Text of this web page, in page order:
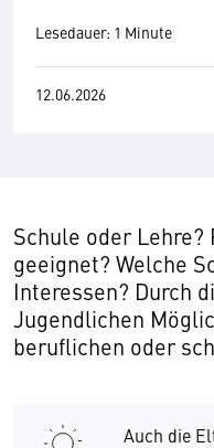
Lesedauer: 1 Minute
12.06.2026
Schule oder
geeignet? Welche
Interessen? Durch
Jugendlichen
beruflichen oder
Auch die